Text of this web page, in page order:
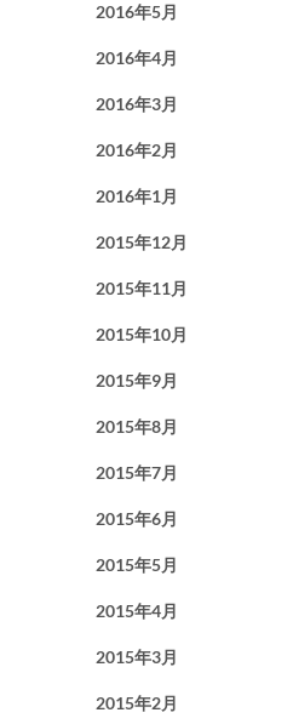
2016年5月
2016年4月
2016年3月
2016年2月
2016年1月
2015年12月
2015年11月
2015年10月
2015年9月
2015年8月
2015年7月
2015年6月
2015年5月
2015年4月
2015年3月
2015年2月